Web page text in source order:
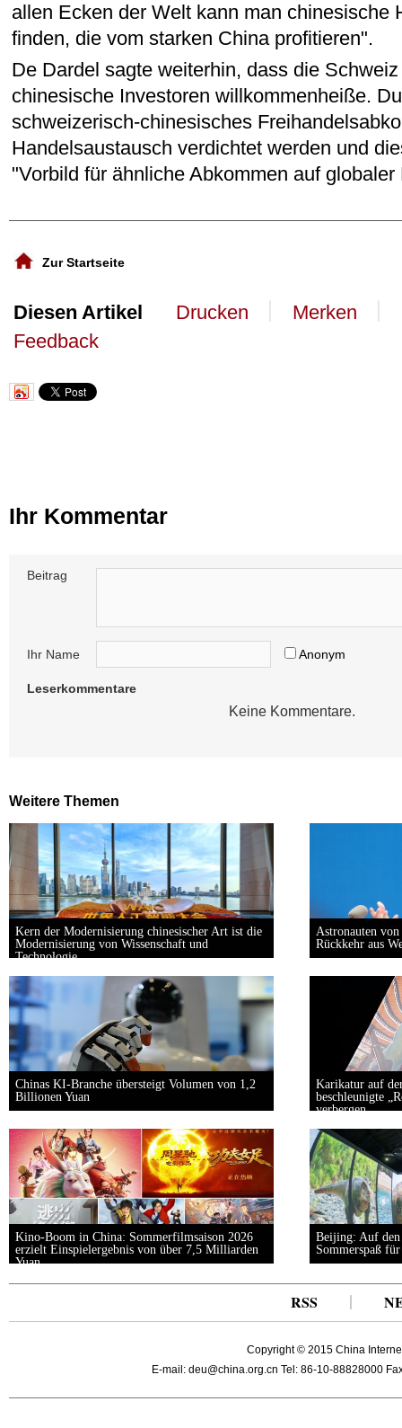
allen Ecken der Welt kann man chinesische
finden, die vom starken China profitieren".
De Dardel sagte weiterhin, dass die
chinesische Investoren willkommenheiße.
schweizerisch-chinesisches
Handelsaustausch verdichtet werden und
"Vorbild für ähnliche Abkommen auf
Zur Startseite
Diesen Artikel Drucken Merken
Feedback
Ihr Kommentar
Beitrag
Ihr Name Anonym
Leserkommentare
Keine Kommentare.